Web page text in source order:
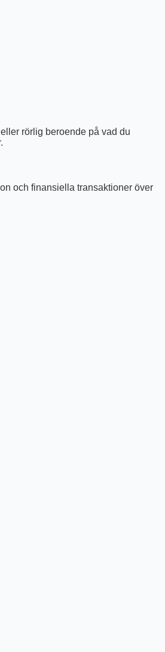
rörlig beroende på vad du
och finansiella transaktioner över